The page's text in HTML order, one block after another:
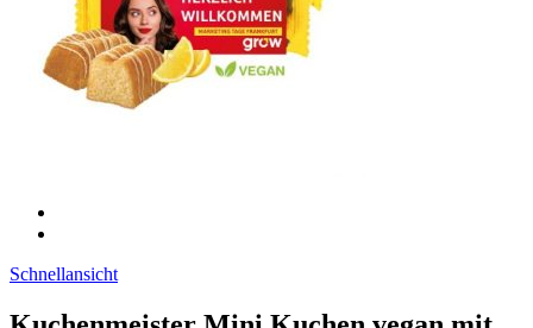
Schnellansicht